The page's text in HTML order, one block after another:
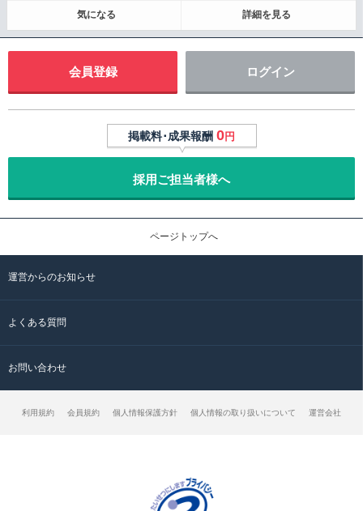
気になる 詳細を見る
会員登録 ログイン
掲載料･成果報酬 0円
採用ご担当者様へ
ページトップへ
運営からのお知らせ
よくある質問
お問い合わせ
利用規約 会員規約 個人情報保護方針 個人情報の取り扱いについて 運営会社